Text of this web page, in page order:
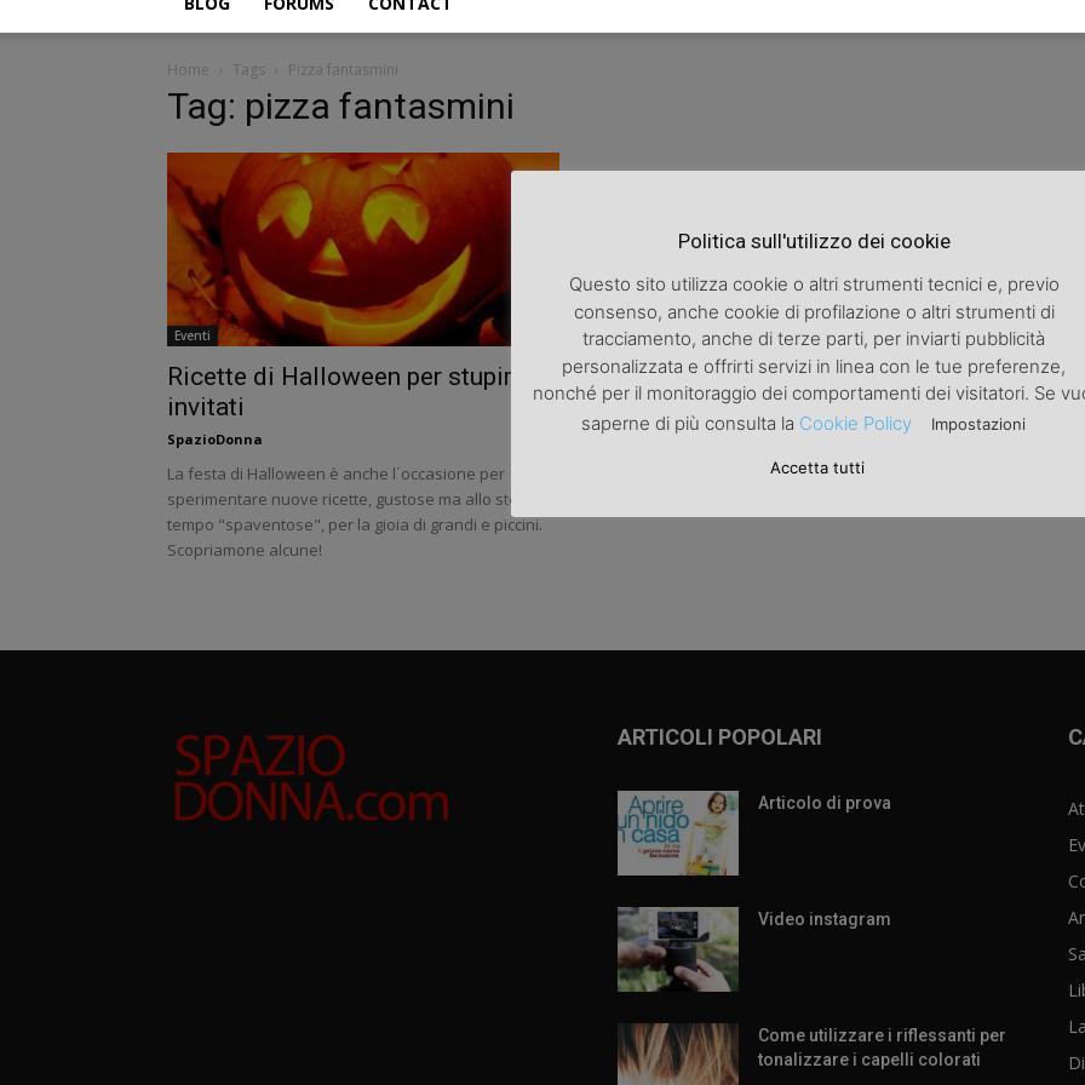
Home Tags Pizza fantasmini
Tag: pizza fantasmini
Eventi
Ricette di Halloween per stupire gli
invitati
SpazioDonna
La festa di Halloween è anche l´occasione per
sperimentare nuove ricette, gustose ma allo stesso
tempo "spaventose", per la gioia di grandi e piccini.
Scopriamone alcune!
ARTICOLI POPOLARI
Articolo di prova
Video instagram
Come utilizzare i riflessanti per
tonalizzare i capelli colorati
Politica sull'utilizzo dei cookie
Questo sito utilizza cookie o altri strumenti tecnici e, previo
consenso, anche cookie di profilazione o altri strumenti di
tracciamento, anche di terze parti, per inviarti pubblicità
personalizzata e offrirti servizi in linea con le tue preferenze,
nonché per il monitoraggio dei comportamenti dei visitatori. Se
saperne di più consulta la Cookie Policy Impostazioni
Accetta tutti